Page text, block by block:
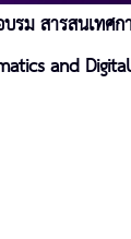
บรม สารสนเท
and